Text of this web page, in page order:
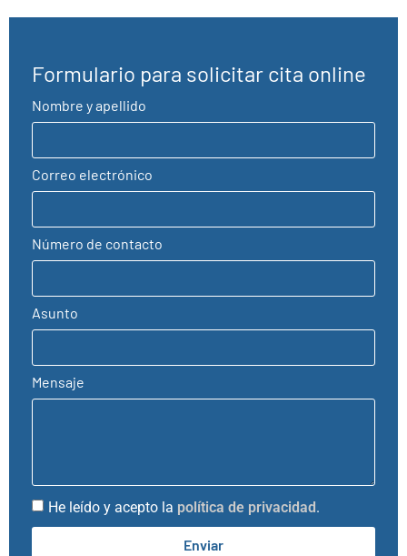
Formulario para solicitar cita online
Nombre y apellido
Correo electrónico
Número de contacto
Asunto
Mensaje
He leído y acepto la política de privacidad.
Enviar